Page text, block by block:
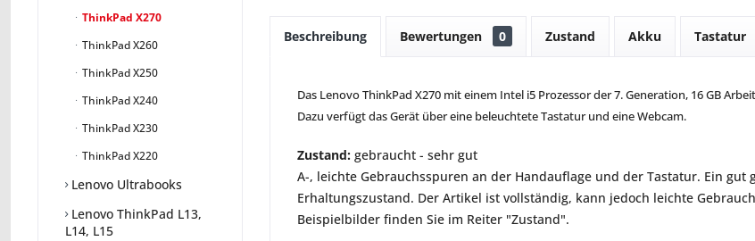
ThinkPad X270
ThinkPad X260
ThinkPad X250
ThinkPad X240
ThinkPad X230
ThinkPad X220
Lenovo Ultrabooks
Lenovo ThinkPad L13,
L14, L15
Beschreibung Bewertungen 0 Zustand Akku Tastatur
Das Lenovo ThinkPad X270 mit einem Intel i5 Prozessor der 7. Generation, 16 GB
Dazu verfügt das Gerät über eine beleuchtete Tastatur und eine Webcam.
Zustand: gebraucht - sehr gut
A-, leichte Gebrauchsspuren an der Handauflage und der Tastatur. Ein
Erhaltungszustand. Der Artikel ist vollständig, kann jedoch leichte
Beispielbilder finden Sie im Reiter "Zustand".